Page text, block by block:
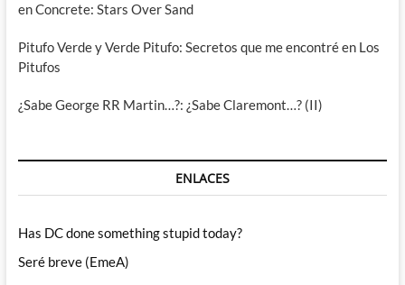
en Concrete: Stars Over Sand
Pitufo Verde y Verde Pitufo: Secretos que me encontré en Los
Pitufos
¿Sabe George RR Martin…?: ¿Sabe Claremont…? (II)
ENLACES
Has DC done something stupid today?
Seré breve (EmeA)